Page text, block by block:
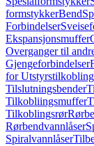
formstykkerBend
Forbindelser
Ekspansjonsmuffer
Overganger til
Gjengeforbindelser
for
Tilslutningsbender
Tilkobliingsmuffer
Tilkoblingsrør
Rørbendvannlåser
Spiralvannlåser